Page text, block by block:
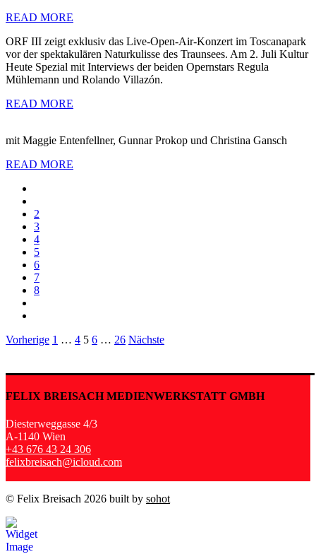
READ MORE
ORF III zeigt exklusiv das Live-Open-Air-Konzert im Toscanapark
vor der spektakulären Naturkulisse des Traunsees. Am 2. Juli Kultur
Heute Spezial mit Interviews der beiden Opernstars Regula
Mühlemann und Rolando Villazón.
READ MORE
mit Maggie Entenfellner, Gunnar Prokop und Christina Gansch
READ MORE
2
3
4
5
6
7
8
Seitennummerierung
Beiträge
Vorherige 1 … 4 5 6 … 26 Nächste
FELIX BREISACH MEDIENWERKSTATT GMBH
Diesterweggasse 4/3
A-1140 Wien
+43 676 43 24 306
felixbreisach@icloud.com
© Felix Breisach 2026 built by sohot